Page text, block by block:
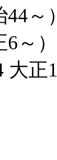
44～
～）
大正